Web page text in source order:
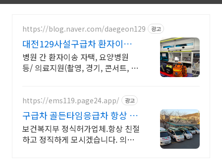
https://blog.naver.com/daegeon129 광고
대전129사설구급차 환자이송
대전 구급차 병원동행 서비스
병원 간 환자이송 자택, 요양병원
등/ 의료지원(촬영, 경기, 콘서트, 축
https://ems119.page24.app/ 광고
구급차 골든타임응급차 항상 친
절하고 정직하게!!!
보건복지부 정식허가업체.항상 친절
하고 정직하게 모시겠습니다. 의료